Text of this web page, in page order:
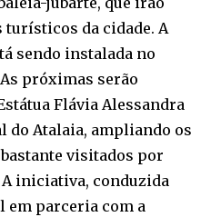
da cidade. A
sendo instalada no
próximas serão
Flávia Alessandra
do Atalaia, ampliando os
visitados por
iniciativa, conduzida
em parceria com a